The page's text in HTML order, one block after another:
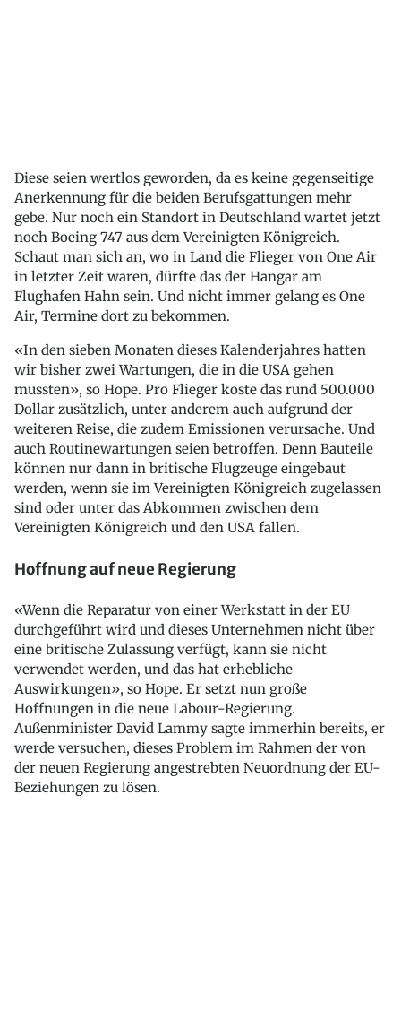
Diese seien wertlos geworden, da es keine gegenseitige
Anerkennung für die beiden Berufsgattungen mehr
gebe. Nur noch ein Standort in Deutschland wartet jetzt
noch Boeing 747 aus dem Vereinigten Königreich.
Schaut man sich an, wo in Land die Flieger von One Air
in letzter Zeit waren, dürfte das der Hangar am
Flughafen Hahn sein. Und nicht immer gelang es One
Air, Termine dort zu bekommen.
«In den sieben Monaten dieses Kalenderjahres hatten
wir bisher zwei Wartungen, die in die USA gehen
mussten», so Hope. Pro Flieger koste das rund 500.000
Dollar zusätzlich, unter anderem auch aufgrund der
weiteren Reise, die zudem Emissionen verursache. Und
auch Routinewartungen seien betroffen. Denn Bauteile
können nur dann in britische Flugzeuge eingebaut
werden, wenn sie im Vereinigten Königreich zugelassen
sind oder unter das Abkommen zwischen dem
Vereinigten Königreich und den USA fallen.
Hoffnung auf neue Regierung
«Wenn die Reparatur von einer Werkstatt in der EU
durchgeführt wird und dieses Unternehmen nicht über
eine britische Zulassung verfügt, kann sie nicht
verwendet werden, und das hat erhebliche
Auswirkungen», so Hope. Er setzt nun große
Hoffnungen in die neue Labour-Regierung.
Außenminister David Lammy sagte immerhin bereits, er
werde versuchen, dieses Problem im Rahmen der von
der neuen Regierung angestrebten Neuordnung der EU-
Beziehungen zu lösen.